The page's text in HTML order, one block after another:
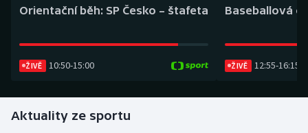
Golf
Orientační běh: SP Česko – štafeta
ŽIVĚ 10:50-15:00
Baseballová
ŽIVĚ 12:55-16:15
Aktuality ze sportu